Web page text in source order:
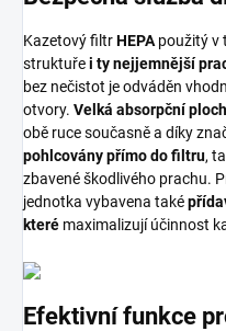
Kazetový filtrHEPA použitý v
struktuřei ty nejjemnější
bez nečistot je odváděn
otvory. Velká absorpční
obě ruce současně a díky
pohlcovány přímo do filtru,
zbavené škodlivého prachu.
jednotka vybavena také
které maximalizují účinnost
Efektivní funkce